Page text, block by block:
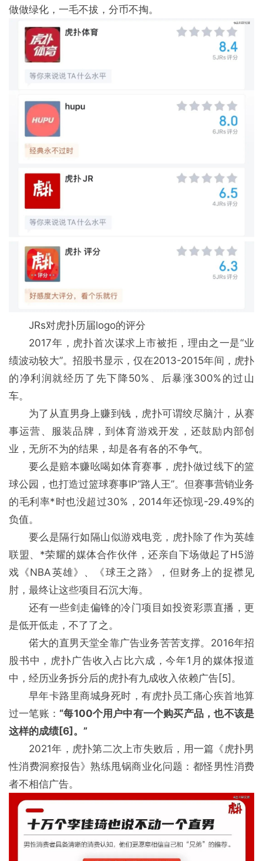
做做绿化，一毛不拔，分币不掏。
JRs对虎扑历届logo的评分
2017年，虎扑首次谋求上市被拒，理由之一是“业
绩波动较大”。招股书显示，仅在2013-2015年间，虎扑
的净利润就经历了先下降50%、后暴涨300%的过山
车。
为了从直男身上赚到钱，虎扑可谓绞尽脑汁，从赛
事运营、服装品牌，到体育游戏开发，还鼓励内部创
业，无所不为的结果，却是各有各的不争气。
要么是赔本赚吆喝如体育赛事，虎扑做过线下的篮
球公园，也打造过篮球赛事IP“路人王”。但赛事营销业务
的毛利率*时也没超过30%，2014年还惊现-29.49%的
负值。
要么是隔行如隔山似游戏电竞，虎扑除了作为英雄
联盟、*荣耀的媒体合作伙伴，还亲自下场做起了H5游
戏《NBA英雄》、《球王之路》，但财务上的捉襟见
肘，最终让这些项目石沉大海。
还有一些剑走偏锋的冷门项目如投资彩票直播，更
是低开低走，不了了之。
偌大的直男天堂全靠广告业务苦苦支撑。2016年招
股书中，虎扑广告收入占比六成，今年1月的媒体报道
中，经历业务拆分后的虎扑有九成收入依赖广告[5]。
早年卡路里商城身死时，有虎扑员工痛心疾首地算
过一笔账： “每100个用户中有一个购买产品，也不该是
这样的成绩[6]。”
2021年，虎扑第二次上市失败后，用一篇《虎扑男
性消费洞察报告》熟练甩锅商业化问题：都怪男性消费
者不相信广告。